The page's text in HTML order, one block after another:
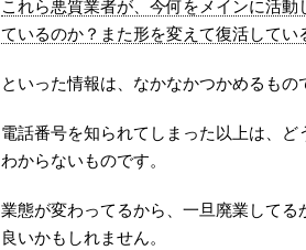
これら悪質業者が、今何をメインに活
ているのか？また形を変えて復活してい
といった情報は、なかなかつかめるもの
電話番号を知られてしまった以上は、
わからないものです。
業態が変わってるから、一旦廃業してる
良いかもしれません。